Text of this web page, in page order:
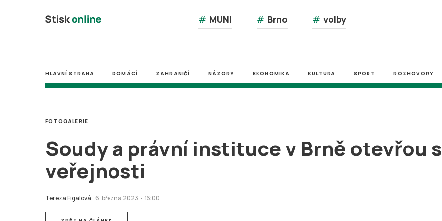
# MUNI # Brno # volby
HLAVNÍ STRANA DOMÁCÍ ZAHRANIČÍ NÁZORY EKONOMIKA KULTURA SPORT ROZHOVORY
Soudy a právní instituce v Brně otevřou
veřejnosti
Tereza Figalová 6. března 2023 • 16:00
FOTOGALERIE